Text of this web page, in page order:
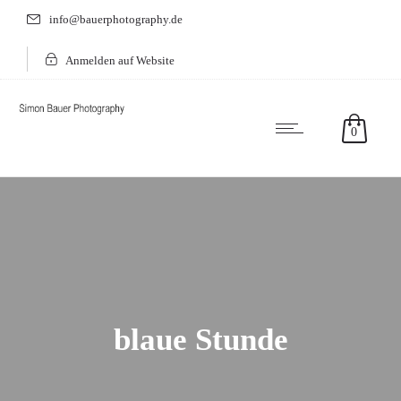
info@bauerphotography.de
Anmelden auf Website
0
blaue Stunde